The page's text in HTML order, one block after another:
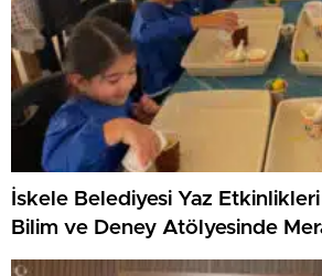
İskele Belediyesi Yaz
Bilim ve Deney Atölyesinde
Öne Çıktı